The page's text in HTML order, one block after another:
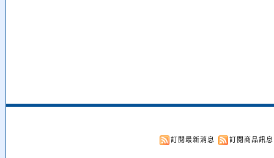
訂閱最新消息 訂閱商品訊息